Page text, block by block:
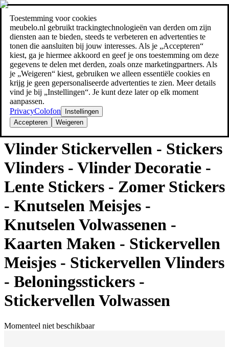
Toestemming voor cookies
meubelo.nl gebruikt trackingtechnologieën van derden om zijn
diensten aan te bieden, steeds te verbeteren en advertenties te
tonen die aansluiten bij jouw interesses. Als je „Accepteren“
kiest, ga je hiermee akkoord en geef je ons toestemming om deze
gegevens te delen met derden, zoals onze marketingpartners. Als
je „Weigeren“ kiest, gebruiken we alleen essentiële cookies en
krijg je geen gepersonaliseerde advertenties te zien. Meer details
vind je bij „Instellingen“. Je kunt deze later op elk moment
aanpassen.
PrivacyColofon
Instellingen
Accepteren
Weigeren
Zoeken
meubel jezelf de beste prijs!meubel jezelf de beste prijs!
Overige
Vlinder Stickervellen - Stickers
Vlinders - Vlinder Decoratie -
Lente Stickers - Zomer Stickers
- Knutselen Meisjes -
Knutselen Volwassenen -
Kaarten Maken - Stickervellen
Meisjes - Stickervellen Vlinders
- Beloningsstickers -
Stickervellen Volwassen
Momenteel niet beschikbaar